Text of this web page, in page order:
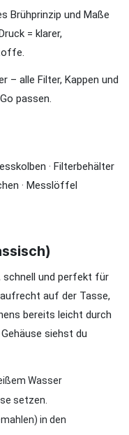
Brühprinzip und Maße
= klarer,
– alle Filter, Kappen und
passen.
· Filterbehälter
· Messlöffel
schnell und perfekt für
auf der Tasse,
bereits leicht durch
siehst du
Wasser
setzen.
in den